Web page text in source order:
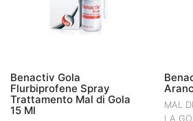
Benactiv Gola
Flurbiprofene Spray
Trattamento Mal di Gola
15 Ml
MAL
LA